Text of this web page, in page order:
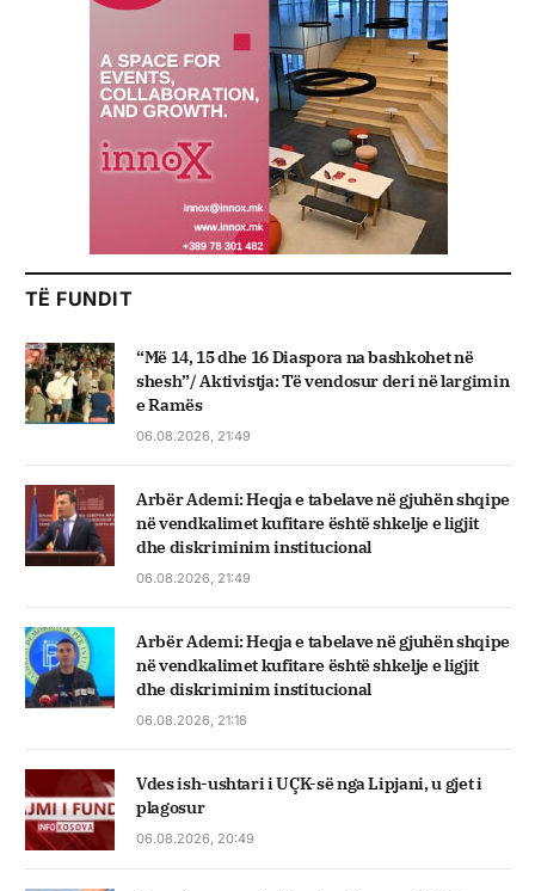
TË FUNDIT
“Më 14, 15 dhe 16 Diaspora na bashkohet në
shesh”/ Aktivistja: Të vendosur deri në largimin
e Ramës
06.08.2026, 21:49
Arbër Ademi: Heqja e tabelave në gjuhën shqipe
në vendkalimet kufitare është shkelje e ligjit
dhe diskriminim institucional
06.08.2026, 21:49
Arbër Ademi: Heqja e tabelave në gjuhën shqipe
në vendkalimet kufitare është shkelje e ligjit
dhe diskriminim institucional
06.08.2026, 21:18
Vdes ish-ushtari i UÇK-së nga Lipjani, u gjet i
plagosur
06.08.2026, 20:49